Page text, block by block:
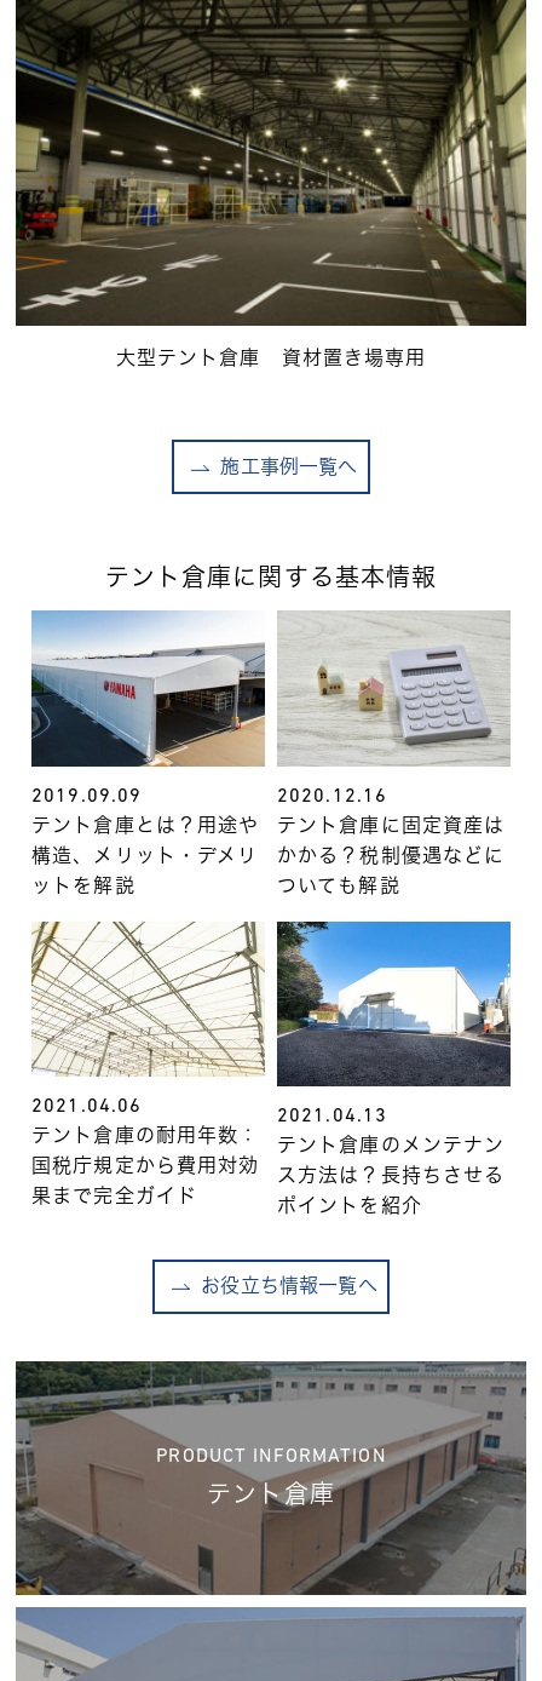
大型テント倉庫 資材置き場専用
施工事例一覧へ
テント倉庫に関する基本情報
2019.09.09
テント倉庫とは？用途や
構造、メリット・デメリ
ットを解説
2020.12.16
テント倉庫に固定資産は
かかる？税制優遇などに
ついても解説
2021.04.06
テント倉庫の耐用年数：
国税庁規定から費用対効
果まで完全ガイド
2021.04.13
テント倉庫のメンテナン
ス方法は？長持ちさせる
ポイントを紹介
お役立ち情報一覧へ
PRODUCT INFORMATION
テント倉庫